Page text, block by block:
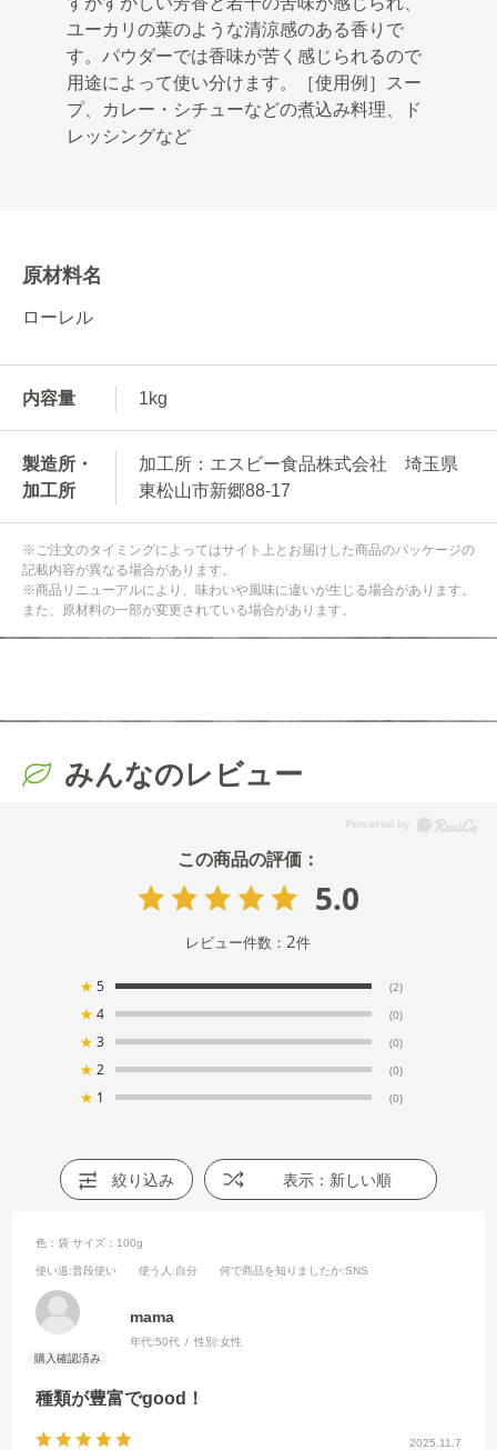
ユーカリの葉のような清涼感のある香りで
す。パウダーでは香味が苦く感じられるので
用途によって使い分けます。［使用例］スー
プ、カレー・シチューなどの煮込み料理、ド
レッシングなど
原材料名
ローレル
内容量 1kg
製造所・
加工所
加工所：エスビー食品株式会社 埼玉県
東松山市新郷88-17
※ご注文のタイミングによってはサイト上とお届けした商品のパッケージの
記載内容が異なる場合があります。
※商品リニューアルにより、味わいや風味に違いが生じる場合があります。
また、原材料の一部が変更されている場合があります。
みんなのレビュー
5.0
レビュー件数： 2件
★ 5 (2)
★ 4 (0)
★ 3 (0)
★ 2 (0)
★ 1 (0)
絞り込み 表示：新しい順
2025.11.7
種類が豊富でgood！
色：袋 サイズ：100g
使い道:普段使い 使う人 :自分 何で商品を知りましたか:SNS
mama
年代:50代 性別:女性